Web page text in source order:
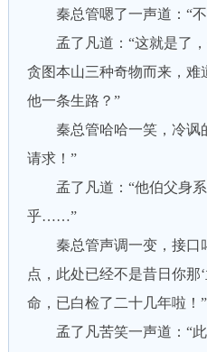
秦总管嗯了一声道：“不
孟了凡道：“这就是了，
贪图本山三种奇物而来，
他一条生路？”
秦总管哈哈一笑，冷讽
请求！”
孟了凡道：“他伯父身系
乎……”
秦总管声调一变，接口
点，此处已经不是昔日你那
命，已白检了二十几年啦！”
孟了凡苦笑一声道：“此